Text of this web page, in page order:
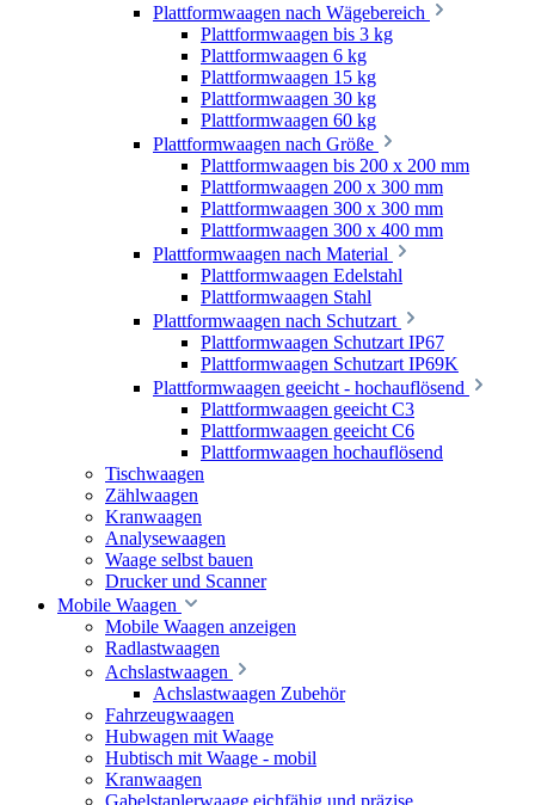
Plattformwaagen nach Wägebereich
Plattformwaagen bis 3 kg
Plattformwaagen 6 kg
Plattformwaagen 15 kg
Plattformwaagen 30 kg
Plattformwaagen 60 kg
Plattformwaagen nach Größe
Plattformwaagen bis 200 x 200 mm
Plattformwaagen 200 x 300 mm
Plattformwaagen 300 x 300 mm
Plattformwaagen 300 x 400 mm
Plattformwaagen nach Material
Plattformwaagen Edelstahl
Plattformwaagen Stahl
Plattformwaagen nach Schutzart
Plattformwaagen Schutzart IP67
Plattformwaagen Schutzart IP69K
Plattformwaagen geeicht - hochauflösend
Plattformwaagen geeicht C3
Plattformwaagen geeicht C6
Plattformwaagen hochauflösend
Tischwaagen
Zählwaagen
Kranwaagen
Analysewaagen
Waage selbst bauen
Drucker und Scanner
Mobile Waagen
Mobile Waagen anzeigen
Radlastwaagen
Achslastwaagen
Achslastwaagen Zubehör
Fahrzeugwaagen
Hubwagen mit Waage
Hubtisch mit Waage - mobil
Kranwaagen
Gabelstaplerwaage eichfähig und präzise